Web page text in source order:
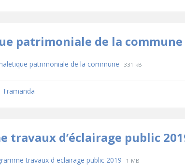
patrimoniale de la commune
patrimoniale de la commune File
File
331 kB
Tramanda
travaux d’éclairage public
travaux d eclairage public 2019 File
File
1 MB